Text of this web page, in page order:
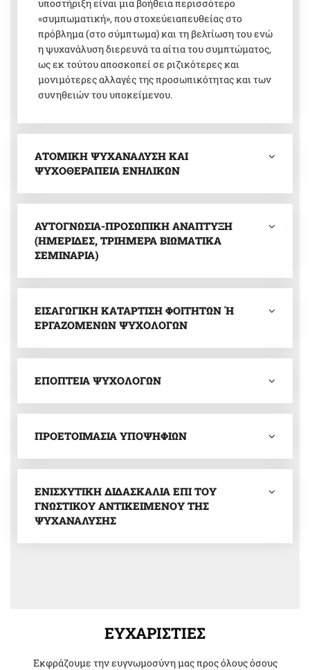
υποστήριξη είναι μια βοήθεια περισσότερο
«συμπωματική», που στοχεύειαπευθείας στο
πρόβλημα (στο σύμπτωμα) και τη βελτίωση του ενώ
η ψυχανάλυση διερευνά τα αίτια του συμπτώματος,
ως εκ τούτου αποσκοπεί σε ριζικότερες και
μονιμότερες αλλαγές της προσωπικότητας και των
συνηθειών του υποκείμενου.
ΑΤΟΜΙΚΗ ΨΥΧΑΝΑΛΥΣΗ ΚΑΙ
ΨΥΧΟΘΕΡΑΠΕΙΑ ΕΝΗΛΙΚΩΝ
ΑΥΤΟΓΝΩΣΙΑ-ΠΡΟΣΩΠΙΚΗ ΑΝΑΠΤΥΞΗ
(ΗΜΕΡΙΔΕΣ, ΤΡΙΗΜΕΡΑ ΒΙΩΜΑΤΙΚΑ
ΣΕΜΙΝΑΡΙΑ)
ΕΙΣΑΓΩΓΙΚΗ ΚΑΤΑΡΤΙΣΗ ΦΟΙΤΗΤΩΝ Ή Ε
ΡΓΑΖΟΜΕΝΩΝ ΨΥΧΟΛΟΓΩΝ
ΕΠΟΠΤΕΙΑ ΨΥΧΟΛΟΓΩΝ
ΠΡΟΕΤΟΙΜΑΣΙΑ ΥΠΟΨΗΦΙΩΝ
ΕΝΙΣΧΥΤΙΚΗ ΔΙΔΑΣΚΑΛΙΑ ΕΠΙ ΤΟΥ
ΓΝΩΣΤΙΚΟΥ ΑΝΤΙΚΕΙΜΕΝΟΥ ΤΗΣ
ΨΥΧΑΝΑΛΥΣΗΣ
ΕΥΧΑΡΙΣΤΙΕΣ
Εκφράζουμε την ευγνωμοσύνη μας προς όλους όσους